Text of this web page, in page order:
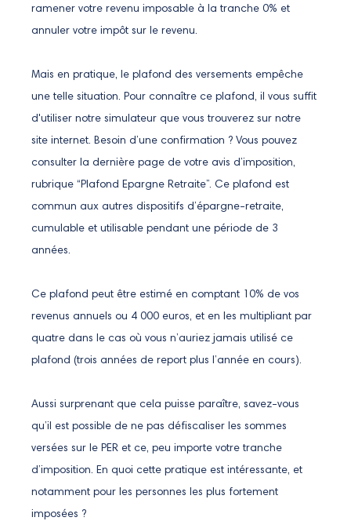
ramener votre revenu imposable à la tranche 0% et
annuler votre impôt sur le revenu.
Mais en pratique, le plafond des versements empêche
une telle situation. Pour connaître ce plafond, il vous suffit
d'utiliser notre simulateur que vous trouverez sur notre
site internet. Besoin d’une confirmation ? Vous pouvez
consulter la dernière page de votre avis d’imposition,
rubrique “Plafond Epargne Retraite”. Ce plafond est
commun aux autres dispositifs d’épargne-retraite,
cumulable et utilisable pendant une période de 3
années.
Ce plafond peut être estimé en comptant 10% de vos
revenus annuels ou 4 000 euros, et en les multipliant par
quatre dans le cas où vous n’auriez jamais utilisé ce
plafond (trois années de report plus l’année en cours).
Aussi surprenant que cela puisse paraître, savez-vous
qu’il est possible de ne pas défiscaliser les sommes
versées sur le PER et ce, peu importe votre tranche
d’imposition. En quoi cette pratique est intéressante, et
notamment pour les personnes les plus fortement
imposées ?